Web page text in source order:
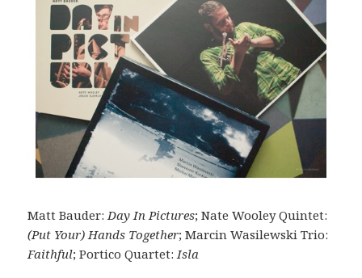
Matt Bauder: Day In Pictures; Nate Wooley Quintet:
(Put Your) Hands Together; Marcin Wasilewski Trio:
Faithful; Portico Quartet: Isla